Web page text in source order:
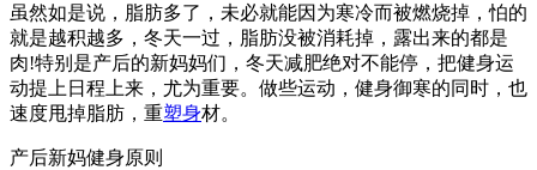
虽然如是说，脂肪多了，未必就能因为寒冷而被燃烧掉，怕的
就是越积越多，冬天一过，脂肪没被消耗掉，露出来的都是
肉!特别是产后的新妈妈们，冬天减肥绝对不能停，把健身运
动提上日程上来，尤为重要。做些运动，健身御寒的同时，也
速度甩掉脂肪，重塑身材。
产后新妈健身原则